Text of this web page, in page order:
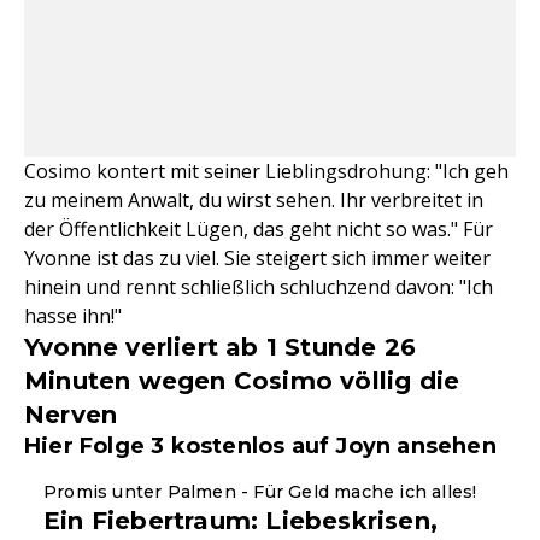
Cosimo kontert mit seiner Lieblingsdrohung: "Ich geh
zu meinem Anwalt, du wirst sehen. Ihr verbreitet in
der Öffentlichkeit Lügen, das geht nicht so was." Für
Yvonne ist das zu viel. Sie steigert sich immer weiter
hinein und rennt schließlich schluchzend davon: "Ich
hasse ihn!"
Yvonne verliert ab 1 Stunde 26
Minuten wegen Cosimo völlig die
Nerven
Hier Folge 3 kostenlos auf Joyn ansehen
Ganze Folge
Promis unter Palmen - Für Geld mache ich alles!
Ein Fiebertraum: Liebeskrisen,